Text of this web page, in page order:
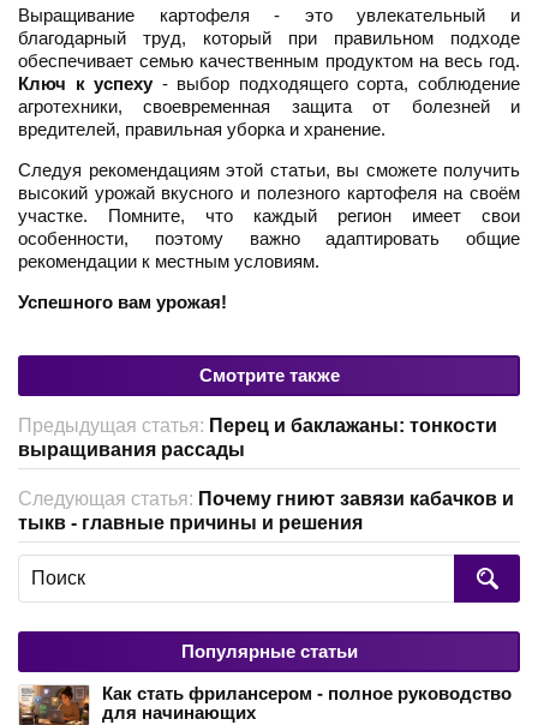
Выращивание картофеля - это увлекательный и
благодарный труд, который при правильном подходе
обеспечивает семью качественным продуктом на весь год.
Ключ к успеху - выбор подходящего сорта, соблюдение
агротехники, своевременная защита от болезней и
вредителей, правильная уборка и хранение.
Следуя рекомендациям этой статьи, вы сможете получить
высокий урожай вкусного и полезного картофеля на своём
участке. Помните, что каждый регион имеет свои
особенности, поэтому важно адаптировать общие
рекомендации к местным условиям.
Успешного вам урожая!
Смотрите также
Предыдущая статья: Перец и баклажаны: тонкости
выращивания рассады
Следующая статья: Почему гниют завязи кабачков и
тыкв - главные причины и решения
Популярные статьи
Как стать фрилансером - полное руководство
для начинающих